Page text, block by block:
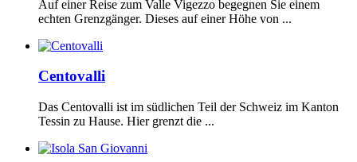
Auf einer Reise zum Valle Vigezzo begegnen Sie einem
echten Grenzgänger. Dieses auf einer Höhe von ...
Centovalli
Das Centovalli ist im südlichen Teil der Schweiz im Kanton
Tessin zu Hause. Hier grenzt die ...